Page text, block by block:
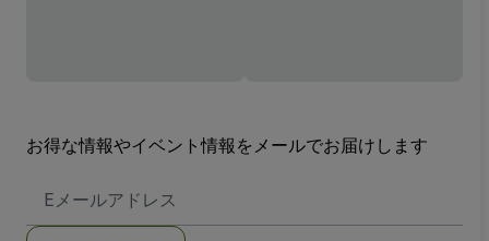
お得な情報やイベント情報をメールでお届けします
メ